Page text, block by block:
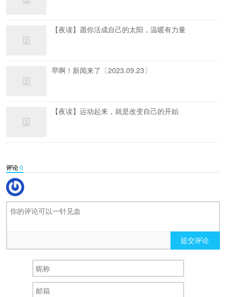
【夜读】愿你活成自己的太阳，温暖有力量
早啊！新闻来了〔2023.09.23〕
【夜读】运动起来，就是改变自己的开始
评论0
提交评论